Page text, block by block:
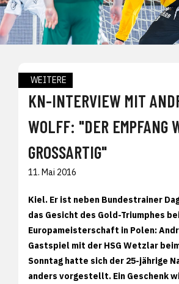
WEITERE
KN-INTERVIEW MIT
WOLFF: "DER EMPFANG
GROSSARTIG"
11. Mai 2016
Kiel. Er ist neben Bundestrainer
das Gesicht des Gold-Triumphes
Europameisterschaft in Polen:
Gastspiel mit der HSG Wetzlar
Sonntag hatte sich der 25-jährige
anders vorgestellt. Ein Geschenk